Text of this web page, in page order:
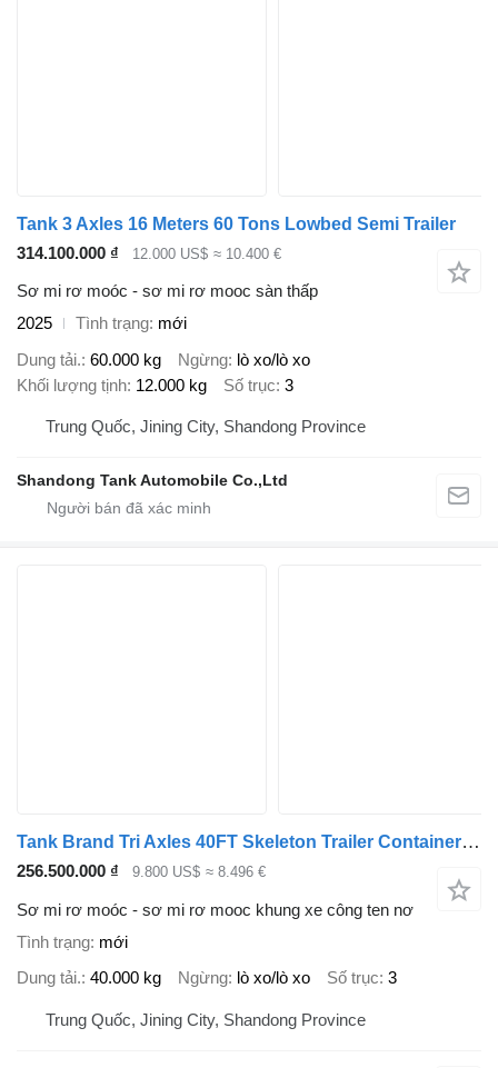
Tank 3 Axles 16 Meters 60 Tons Lowbed Semi Trailer
314.100.000 ₫
12.000 US$ ≈ 10.400 €
Sơ mi rơ moóc - sơ mi rơ mooc sàn thấp
2025
Tình trạng mới
Dung tải. 60.000 kg Ngừng lò xo/lò xo
Khối lượng tịnh 12.000 kg Số trục 3
Trung Quốc, Jining City, Shandong Province
Shandong Tank Automobile Co.,Ltd
Tank Brand Tri Axles 40FT Skeleton Trailer Container Semi Trailer For
256.500.000 ₫ 9.800 US$ ≈ 8.496 €
Sơ mi rơ moóc - sơ mi rơ mooc khung xe công ten nơ
Tình trạng mới
Dung tải. 40.000 kg Ngừng lò xo/lò xo Số trục 3
Trung Quốc, Jining City, Shandong Province